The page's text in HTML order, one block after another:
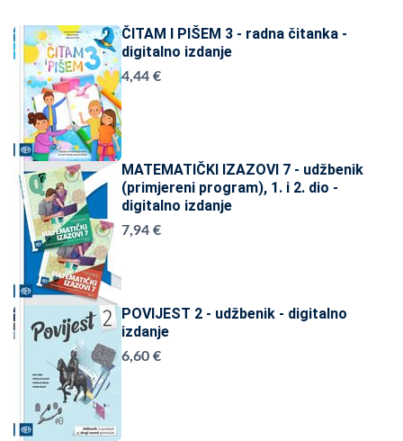
ČITAM I PIŠEM 3 - radna čitanka -
digitalno izdanje
4,44 €
MATEMATIČKI IZAZOVI 7 - udžbenik
(primjereni program), 1. i 2. dio -
digitalno izdanje
7,94 €
POVIJEST 2 - udžbenik - digitalno
izdanje
6,60 €